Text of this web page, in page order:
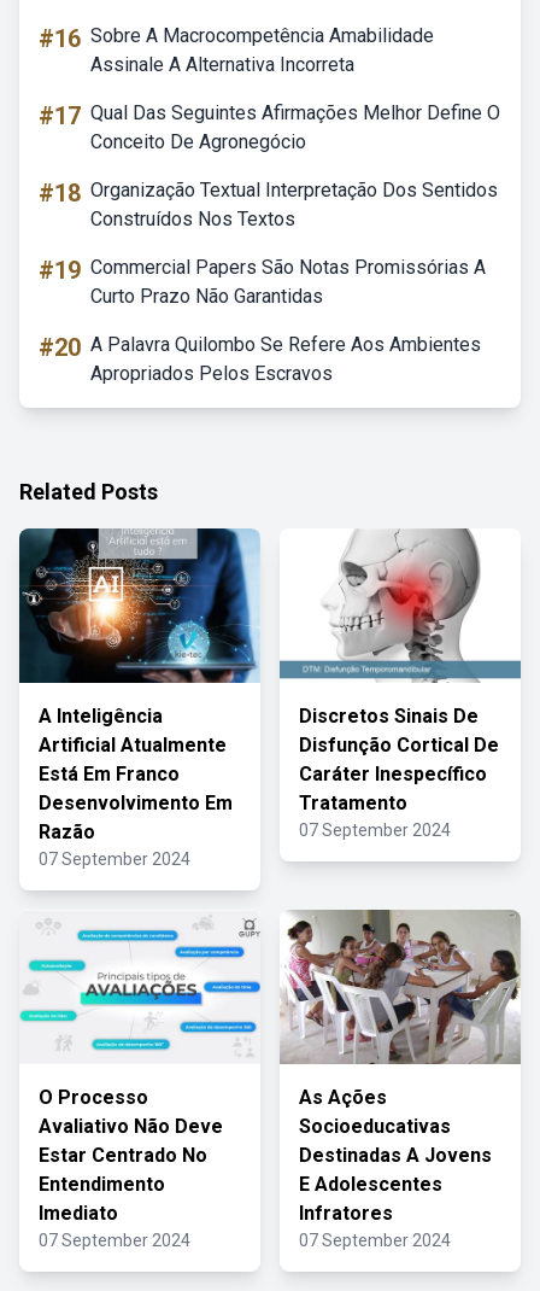
#16 Sobre A Macrocompetência Amabilidade
Assinale A Alternativa Incorreta
#17 Qual Das Seguintes Afirmações Melhor Define O
Conceito De Agronegócio
#18 Organização Textual Interpretação Dos Sentidos
Construídos Nos Textos
#19 Commercial Papers São Notas Promissórias A
Curto Prazo Não Garantidas
#20 A Palavra Quilombo Se Refere Aos Ambientes
Apropriados Pelos Escravos
Related Posts
A Inteligência
Artificial Atualmente
Está Em Franco
Desenvolvimento Em
Razão
07 September 2024
Discretos Sinais De
Disfunção Cortical De
Caráter Inespecífico
Tratamento
07 September 2024
O Processo
Avaliativo Não Deve
Estar Centrado No
Entendimento
Imediato
07 September 2024
As Ações
Socioeducativas
Destinadas A Jovens
E Adolescentes
Infratores
07 September 2024